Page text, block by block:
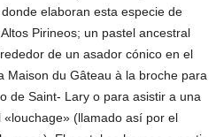
elaboran esta especie de
Pirineos; un pastel ancestral
de un asador cónico en el
Maison du Gâteau à la broche para
de Saint- Lary o para asistir a una
(llamado así por el